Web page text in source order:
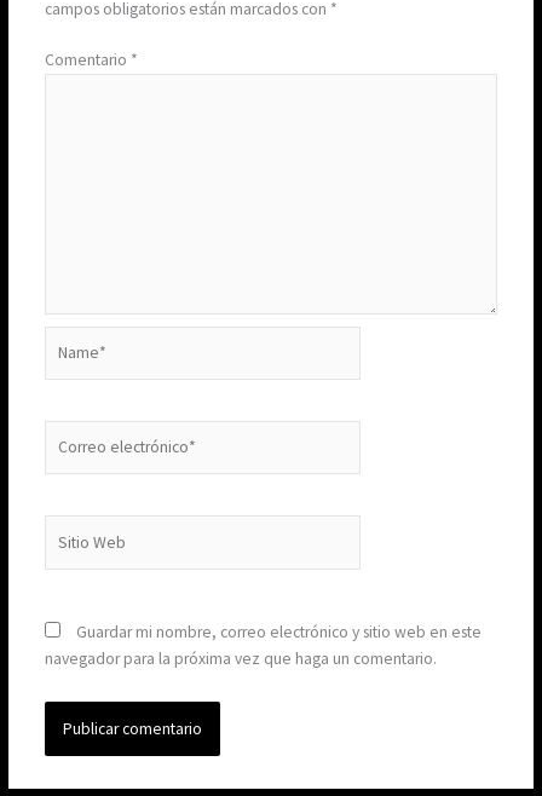
campos obligatorios están marcados con *
Comentario *
electrónico*
Web
Guardar mi nombre, correo electrónico y sitio web en este
navegador para la próxima vez que haga un comentario.